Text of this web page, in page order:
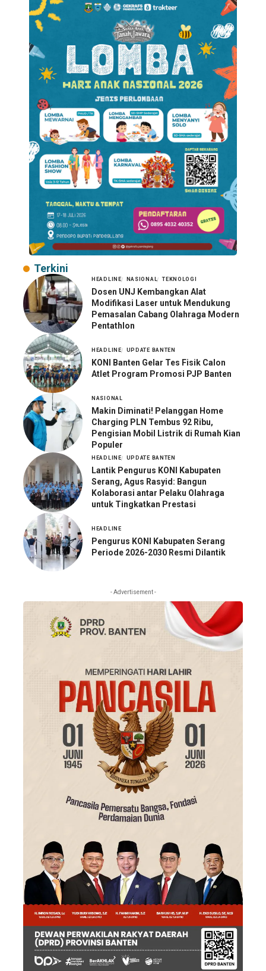
Terkini
HEADLINE NASIONAL TEKNOLOGI
Dosen UNJ Kembangkan Alat
Modifikasi Laser untuk Mendukung
Pemasalan Cabang Olahraga Modern
Pentathlon
HEADLINE UPDATE BANTEN
KONI Banten Gelar Tes Fisik Calon
Atlet Program Promosi PJP Banten
NASIONAL
Makin Diminati! Pelanggan Home
Charging PLN Tembus 92 Ribu,
Pengisian Mobil Listrik di Rumah Kian
Populer
HEADLINE UPDATE BANTEN
Lantik Pengurus KONI Kabupaten
Serang, Agus Rasyid: Bangun
Kolaborasi antar Pelaku Olahraga
untuk Tingkatkan Prestasi
HEADLINE
Pengurus KONI Kabupaten Serang
Periode 2026-2030 Resmi Dilantik
- Advertisement -